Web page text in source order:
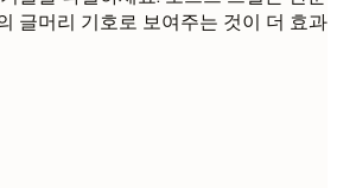
글머리 기호로 보여주는 것이 더 효과